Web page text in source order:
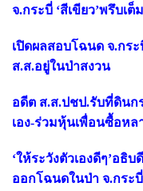
จ.กระบี่ ‘สีเขียว’พรึบเต็
เปิดผลสอบโฉนด จ.กระ
ส.ส.อยู่ในป่าสงวน
อดีต ส.ส.ปชป.รับที่ดินก
เอง-ร่วมหุ้นเพื่อนซื้อหล
‘ให้ระวังตัวเองดีๆ’อธิบ
ออกโฉนดในป่า จ.กระบี่